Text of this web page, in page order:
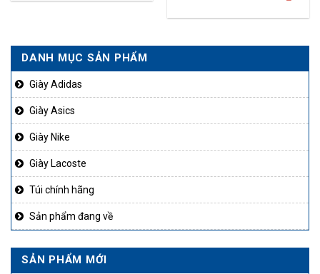
DANH MỤC SẢN PHẨM
Giày Adidas
Giày Asics
Giày Nike
Giày Lacoste
Túi chính hãng
Sản phẩm đang về
SẢN PHẨM MỚI
2.500.000₫.là: